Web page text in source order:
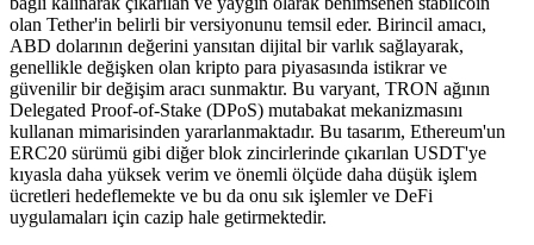
olan Tether'in belirli bir versiyonunu temsil eder. Birincil amacı,
ABD dolarının değerini yansıtan dijital bir varlık sağlayarak,
genellikle değişken olan kripto para piyasasında istikrar ve
güvenilir bir değişim aracı sunmaktır. Bu varyant, TRON ağının
Delegated Proof-of-Stake (DPoS) mutabakat mekanizmasını
kullanan mimarisinden yararlanmaktadır. Bu tasarım, Ethereum'un
ERC20 sürümü gibi diğer blok zincirlerinde çıkarılan USDT'ye
kıyasla daha yüksek verim ve önemli ölçüde daha düşük işlem
ücretleri hedeflemekte ve bu da onu sık işlemler ve DeFi
uygulamaları için cazip hale getirmektedir.